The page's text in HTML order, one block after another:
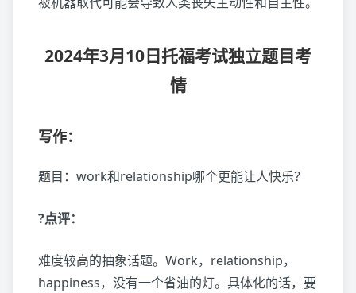
2024年3月10日托福考试独立题目考
情
写作：
题目：work和relationship哪个更能让人快乐？
?点评：
难度较高的抽象话题。Work，relationship，
happiness，没有一个省油的灯。具体化的话，要